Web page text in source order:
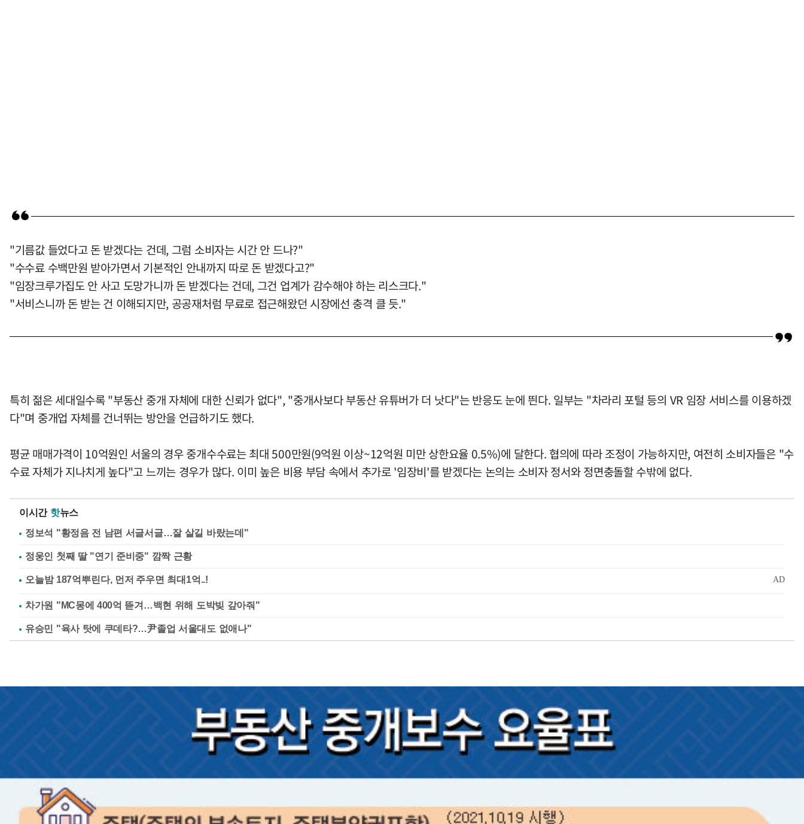
"기름값 들었다고 돈 받겠다는 건데, 그럼 소비자는 시간 안 드나?"
"수수료 수백만원 받아가면서 기본적인 안내까지 따로 돈 받겠다고?"
"임장크루가집도 안 사고 도망가니까 돈 받겠다는 건데, 그건 업계가 감수해야 하는 리스크다."
"서비스니까 돈 받는 건 이해되지만, 공공재처럼 무료로 접근해왔던 시장에선 충격 클 듯."
특히 젊은 세대일수록 "부동산 중개 자체에 대한 신뢰가 없다", "중개사보다 부동산 유튜버가 더 낫다"는 반응도 눈에 띈다. 일부는 "차라리 포털 등의 VR 임장 서비스를 이용하겠
다"며 중개업 자체를 건너뛰는 방안을 언급하기도 했다.
평균 매매가격이 10억원인 서울의 경우 중개수수료는 최대 500만원(9억원 이상~12억원 미만 상한요율 0.5%)에 달한다. 협의에 따라 조정이 가능하지만, 여전히 소비자들은 "수
수료 자체가 지나치게 높다"고 느끼는 경우가 많다. 이미 높은 비용 부담 속에서 추가로 '임장비'를 받겠다는 논의는 소비자 정서와 정면충돌할 수밖에 없다.
이시간 핫뉴스
정보석 "황정음 전 남편 서글서글…잘 살길 바랐는데"
정웅인 첫째 딸 "연기 준비중" 깜짝 근황
차가원 "MC몽에 400억 뜯겨…백현 위해 도박빚 갚아줘"
유승민 "육사 탓에 쿠데타?…尹졸업 서울대도 없애나"